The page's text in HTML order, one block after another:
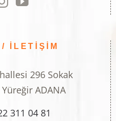
/ İLETİŞİM
296 Sokak
ADANA
311 04 81